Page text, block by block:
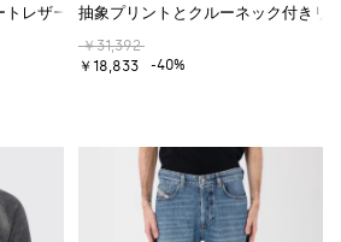
トレザー バイカージャケット
抽象プリントとクルーネック付きリ
￥31,392
￥18,833
-40%